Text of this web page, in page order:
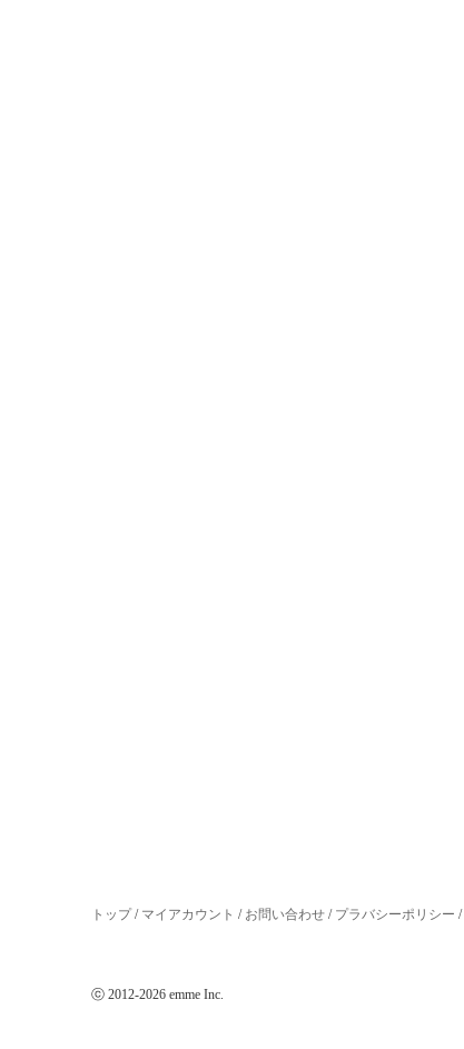
トップ/ マイアカウント / お問い合わせ / プラバシーポリシー /
ⓒ 2012-2026 emme Inc.